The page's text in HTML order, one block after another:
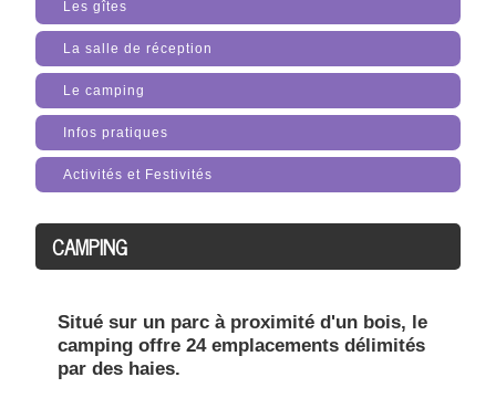
Les gîtes
La salle de réception
Le camping
Infos pratiques
Activités et Festivités
CAMPING
Situé sur un parc à proximité d'un bois, le
camping offre 24 emplacements délimités
par des haies.